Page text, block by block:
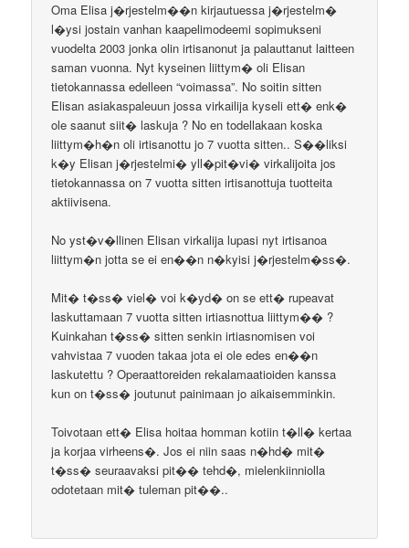
Oma Elisa j�rjestelm��n kirjautuessa j�rjestelm�
l�ysi jostain vanhan kaapelimodeemi sopimukseni
vuodelta 2003 jonka olin irtisanonut ja palauttanut laitteen
saman vuonna. Nyt kyseinen liittym� oli Elisan
tietokannassa edelleen “voimassa”. No soitin sitten
Elisan asiakaspaleuun jossa virkailija kyseli ett� enk�
ole saanut siit� laskuja ? No en todellakaan koska
liittym�h�n oli irtisanottu jo 7 vuotta sitten.. S��liksi
k�y Elisan j�rjestelmi� yll�pit�vi� virkalijoita jos
tietokannassa on 7 vuotta sitten irtisanottuja tuotteita
aktiivisena.
No yst�v�llinen Elisan virkalija lupasi nyt irtisanoa
liittym�n jotta se ei en��n n�kyisi j�rjestelm�ss�.
Mit� t�ss� viel� voi k�yd� on se ett� rupeavat
laskuttamaan 7 vuotta sitten irtiasnottua liittym�� ?
Kuinkahan t�ss� sitten senkin irtiasnomisen voi
vahvistaa 7 vuoden takaa jota ei ole edes en��n
laskutettu ? Operaattoreiden rekalamaatioiden kanssa
kun on t�ss� joutunut painimaan jo aikaisemminkin.
Toivotaan ett� Elisa hoitaa homman kotiin t�ll� kertaa
ja korjaa virheens�. Jos ei niin saas n�hd� mit�
t�ss� seuraavaksi pit�� tehd�, mielenkiinniolla
odotetaan mit� tuleman pit��..